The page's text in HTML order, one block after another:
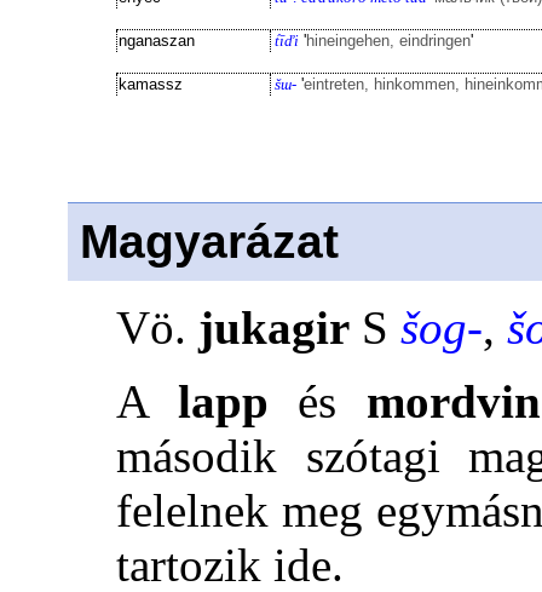
nganaszan t́īďi 'hineingehen, eindringen'
kamassz šɯ- 'eintreten, hinkommen,
Magyarázat
Vö. jukagir S šog-,
A lapp és
második szótagi
felelnek meg
tartozik ide.